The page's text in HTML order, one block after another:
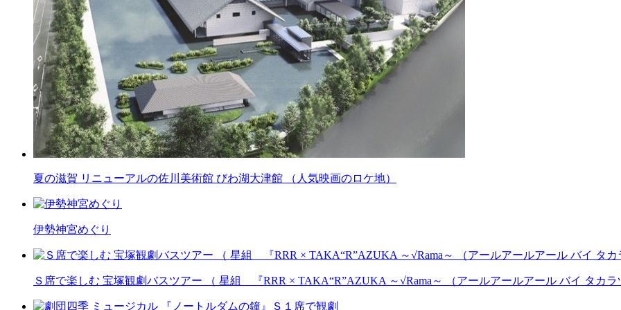
夏の滋賀 リニューアルの佐川美術館 びわ湖大津館 （人気映画のロケ地）
伊勢神宮めぐり
Ｓ席で楽しむ 宝塚観劇バスツアー （ 星組 『RRR × TAKA“R”AZUKA ～√Rama～ （アールアールアール バイ タカラ